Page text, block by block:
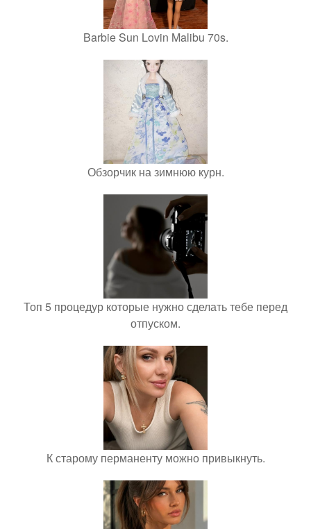
Barbie Sun Lovin Malibu 70s.
Обзорчик на зимнюю курн.
Топ 5 процедур которые нужно сделать тебе перед
отпуском.
К старому перманенту можно привыкнуть.